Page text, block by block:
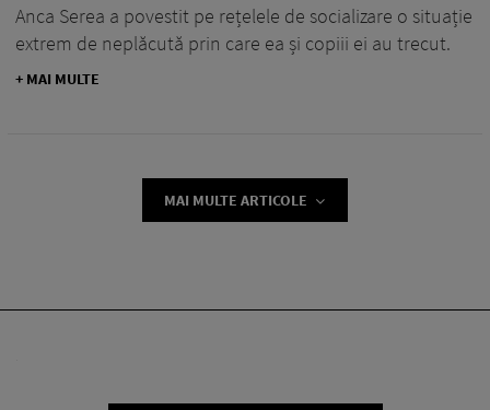
Anca Serea a povestit pe rețelele de socializare o situație
extrem de neplăcută prin care ea și copiii ei au trecut.
+ MAI MULTE
MAI MULTE ARTICOLE